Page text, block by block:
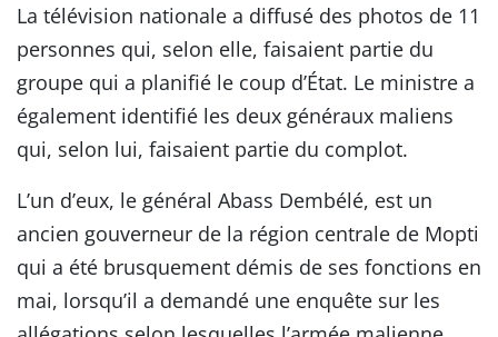
La télévision nationale a diffusé des photos de 11
personnes qui, selon elle, faisaient partie du
groupe qui a planifié le coup d’État. Le ministre a
également identifié les deux généraux maliens
qui, selon lui, faisaient partie du complot.
L’un d’eux, le général Abass Dembélé, est un
ancien gouverneur de la région centrale de Mopti
qui a été brusquement démis de ses fonctions en
mai, lorsqu’il a demandé une enquête sur les